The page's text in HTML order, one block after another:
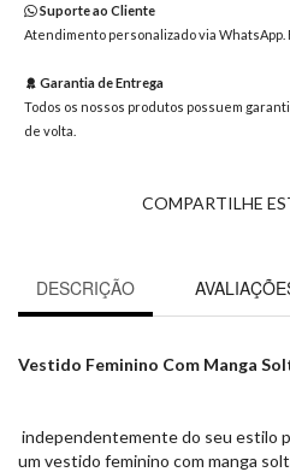
nos uma
mensagem
Suporte ao Cliente
Atendimento personalizado via
Garantia de Entrega
Todos os nossos produtos possuem
de volta.
COMPARTILHE
DESCRIÇÃO
Vestido Feminino Com Manga
independentemente do seu estilo
um vestido feminino com manga